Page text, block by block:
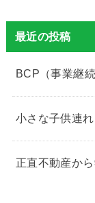
最近の投稿
BCP（事業継
小さな子供連
正直不動産か